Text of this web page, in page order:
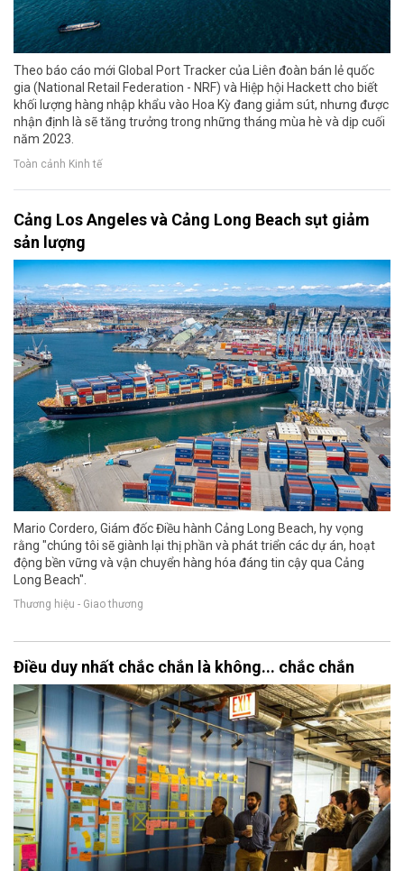
Theo báo cáo mới Global Port Tracker của Liên đoàn bán lẻ quốc
gia (National Retail Federation - NRF) và Hiệp hội Hackett cho biết
khối lượng hàng nhập khẩu vào Hoa Kỳ đang giảm sút, nhưng được
nhận định là sẽ tăng trưởng trong những tháng mùa hè và dịp cuối
năm 2023.
Toàn cảnh Kinh tế
Cảng Los Angeles và Cảng Long Beach sụt giảm
sản lượng
Mario Cordero, Giám đốc Điều hành Cảng Long Beach, hy vọng
rằng "chúng tôi sẽ giành lại thị phần và phát triển các dự án, hoạt
động bền vững và vận chuyển hàng hóa đáng tin cậy qua Cảng
Long Beach".
Thương hiệu - Giao thương
Điều duy nhất chắc chắn là không... chắc chắn